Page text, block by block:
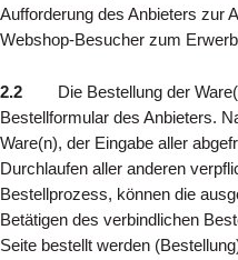
Aufforderung des Anbieters zur
Webshop-Besucher zum
2.2
Die Bestellung der
Bestellformular des Anbieters.
Ware(n), der Eingabe aller
Durchlaufen aller anderen
Bestellprozess, können die
Betätigen des verbindlichen
Seite bestellt werden